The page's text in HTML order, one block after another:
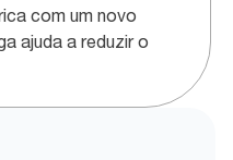
com um novo
ajuda a reduzir o